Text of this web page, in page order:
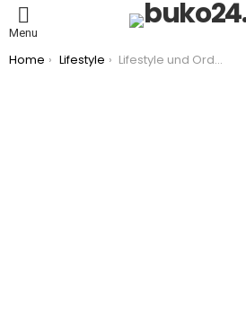
Menu
You are here:
Home Lifestyle Lifestyle und Ordnung: äußere Struktur als Entlastung